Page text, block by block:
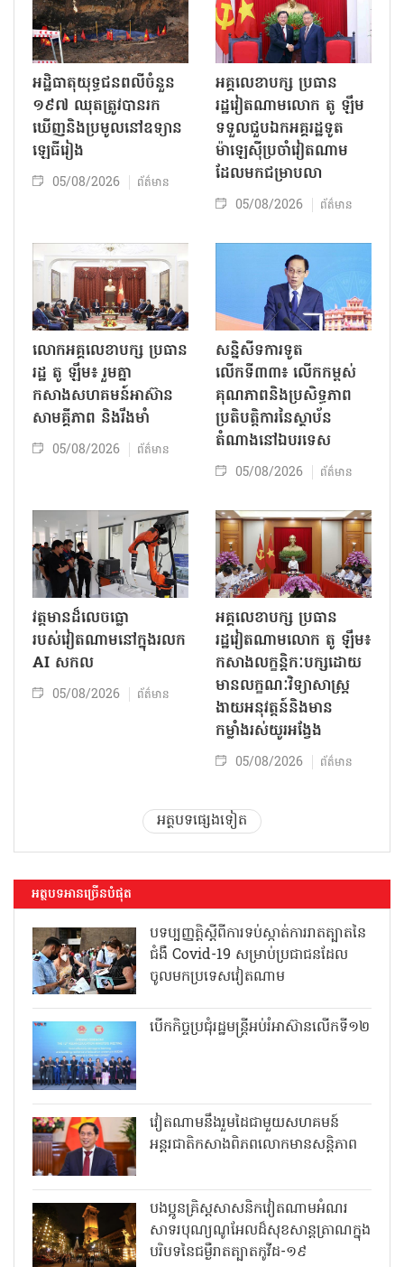
អដ្ឋិធាតុយុទ្ធជនពលីចំនួន
១៩៧ ឈុតត្រូវបានរក
ឃើញនិងប្រមូលនៅឧទ្យាន
ឡេធីរៀង
05/08/2026 ព័ត៌មាន
អគ្គលេខាបក្ស ប្រធាន
រដ្ឋវៀតណាមលោក តូ ឡឹម
ទទួលជួបឯកអគ្គរដ្ឋទូត
ម៉ាឡេស៊ីប្រចាំវៀតណាម
ដែលមកជម្រាបលា
05/08/2026 ព័ត៌មាន
លោក​អគ្គលេខាបក្ស ប្រធាន
រដ្ឋ តូ ឡឹម៖ រួមគ្នា
កសាងសហគមន៍អាស៊ាន
សាមគ្គីភាព និងរឹងមាំ
05/08/2026 ព័ត៌មាន
សន្និសីទការទូត
លើកទី៣៣៖ លើក​កម្ពស់
គុណភាពនិងប្រសិទ្ធភាព
ប្រតិបត្តិការ​នៃស្ថាប័ន​​
តំណាងនៅឯ​បរទេស​
05/08/2026 ព័ត៌មាន
វត្តមានដ៏លេចធ្លោ
របស់វៀតណាមនៅក្នុងរលក
AI សកល
05/08/2026 ព័ត៌មាន
អគ្គលេខាបក្ស ប្រធាន
រដ្ឋវៀតណាមលោក តូ ឡឹម៖
កសាងលក្ខន្តិកៈបក្សដោយ
មានលក្ខណៈវិទ្យាសាស្ត្រ
ងាយអនុវត្តន៍និងមាន
កម្លាំងរស់យូរអង្វែង
05/08/2026 ព័ត៌មាន
អត្ថបទផ្សេងទៀត
អត្ថបទអានច្រើនបំផុត
បទប្បញ្ញត្តិស្តីពីការទប់ស្កាត់ការរាតត្បាតនៃ
ជំងឺ Covid-19 សម្រាប់ប្រជាជនដែល
ចូលមកប្រទេសវៀតណាម
បើកកិច្ចប្រជុំរដ្ឋមន្ត្រីអប់រំអាស៊ានលើកទី១២
វៀតណាមនឹងរួមដៃជាមួយសហគមន៍
អន្តរជាតិកសាងពិភពលោកមានសន្តិភាព
បងប្អូនគ្រិស្តសាសនិកវៀតណាមអំណរ
សាទរបុណ្យណូអែលដ៏សុខសាន្តត្រាណក្នុង
បរិបទនៃជម្ងឺរាតត្បាតកូវីដ-១៩